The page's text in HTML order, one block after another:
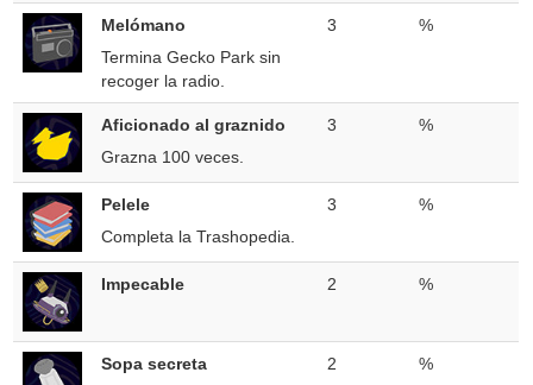
Melómano
Termina Gecko Park sin
recoger la radio.
3 %
Aficionado al graznido
Grazna 100 veces.
3 %
Pelele
Completa la Trashopedia.
3 %
Impecable 2 %
Sopa secreta
2 %